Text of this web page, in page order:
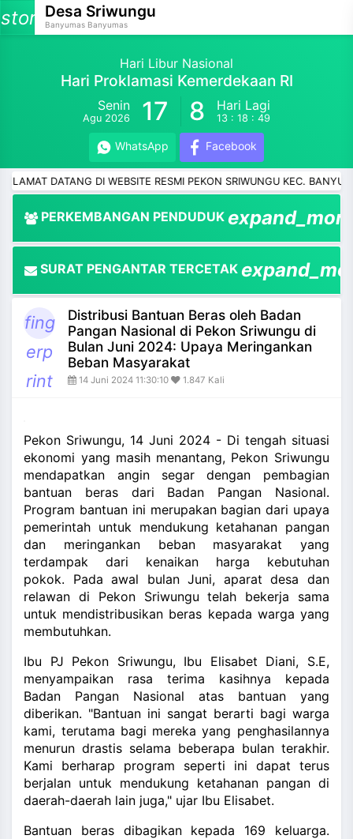
storageDesa Sriwungu
Banyumas Banyumas
Hari Libur Nasional
Hari Proklamasi Kemerdekaan RI
Senin
Agu 2026 17 8 Hari Lagi
13 : 18 : 48
WhatsApp Facebook
DATANG DI WEBSITE RESMI PEKON SRIWUNGU KEC. BANYUMAS
PERKEMBANGAN PENDUDUK
SURAT PENGANTAR TERCETAK
fing
erp
rint
Distribusi Bantuan Beras oleh Badan
Pangan Nasional di Pekon Sriwungu di
Bulan Juni 2024: Upaya Meringankan
Beban Masyarakat
14 Juni 2024 11:30:10 1.847 Kali
Pekon Sriwungu, 14 Juni 2024 - Di tengah situasi
ekonomi yang masih menantang, Pekon Sriwungu
mendapatkan angin segar dengan pembagian
bantuan beras dari Badan Pangan Nasional.
Program bantuan ini merupakan bagian dari upaya
pemerintah untuk mendukung ketahanan pangan
dan meringankan beban masyarakat yang
terdampak dari kenaikan harga kebutuhan
pokok. Pada awal bulan Juni, aparat desa dan
relawan di Pekon Sriwungu telah bekerja sama
untuk mendistribusikan beras kepada warga yang
membutuhkan.
Ibu PJ Pekon Sriwungu, Ibu Elisabet Diani, S.E,
menyampaikan rasa terima kasihnya kepada
Badan Pangan Nasional atas bantuan yang
diberikan. "Bantuan ini sangat berarti bagi warga
kami, terutama bagi mereka yang penghasilannya
menurun drastis selama beberapa bulan terakhir.
Kami berharap program seperti ini dapat terus
berjalan untuk mendukung ketahanan pangan di
daerah-daerah lain juga," ujar Ibu Elisabet.
Bantuan beras dibagikan kepada 169 keluarga.